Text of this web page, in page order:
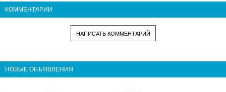
КОММЕНТАРИИ
НАПИСАТЬ КОММЕНТАРИЙ
НОВЫЕ ОБЪЯВЛЕНИЯ